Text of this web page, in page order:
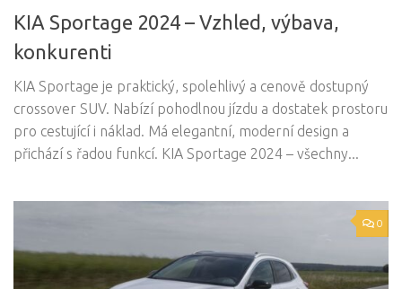
KIA Sportage 2024 – Vzhled, výbava,
konkurenti
KIA Sportage je praktický, spolehlivý a cenově dostupný
crossover SUV. Nabízí pohodlnou jízdu a dostatek prostoru
pro cestující i náklad. Má elegantní, moderní design a
přichází s řadou funkcí. KIA Sportage 2024 – všechny...
0